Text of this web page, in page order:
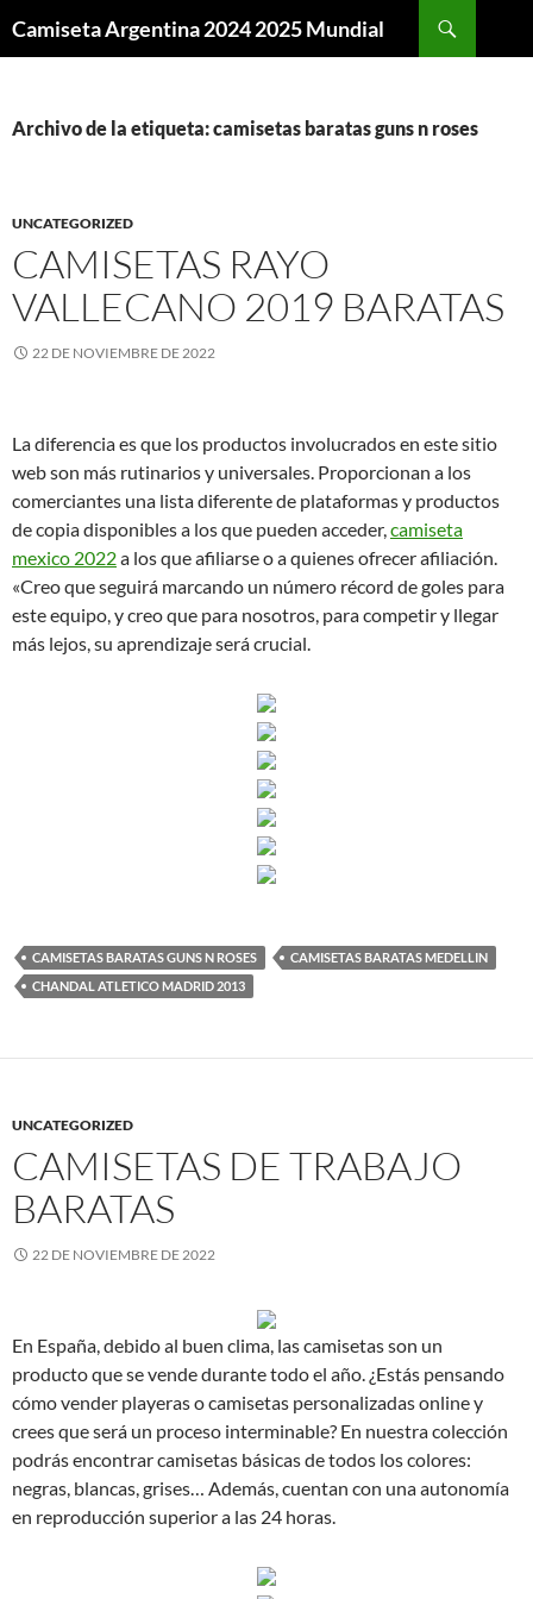
Camiseta Argentina 2024 2025 Mundial
Archivo de la etiqueta: camisetas baratas guns n roses
UNCATEGORIZED
CAMISETAS RAYO
VALLECANO 2019 BARATAS
22 DE NOVIEMBRE DE 2022
La diferencia es que los productos involucrados en este sitio
web son más rutinarios y universales. Proporcionan a los
comerciantes una lista diferente de plataformas y productos
de copia disponibles a los que pueden acceder,camiseta
mexico 2022a los que afiliarse o a quienes ofrecer afiliación.
«Creo que seguirá marcando un número récord de goles para
este equipo, y creo que para nosotros, para competir y llegar
más lejos, su aprendizaje será crucial.
CAMISETAS BARATAS GUNS N ROSES
CAMISETAS BARATAS MEDELLIN
CHANDAL ATLETICO MADRID 2013
UNCATEGORIZED
CAMISETAS DE TRABAJO
BARATAS
22 DE NOVIEMBRE DE 2022
En España, debido al buen clima, las camisetas son un
producto que se vende durante todo el año. ¿Estás pensando
cómo vender playeras o camisetas personalizadas online y
crees que será un proceso interminable? En nuestra colección
podrás encontrar camisetas básicas de todos los colores:
negras, blancas, grises… Además, cuentan con una autonomía
en reproducción superior a las 24 horas.